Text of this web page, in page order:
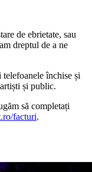
de ebrietate, sau
dreptul de a ne
închise și
și public.
să completați
facturi.